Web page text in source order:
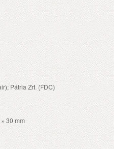
Pátria Zrt. (FDC)
30 mm